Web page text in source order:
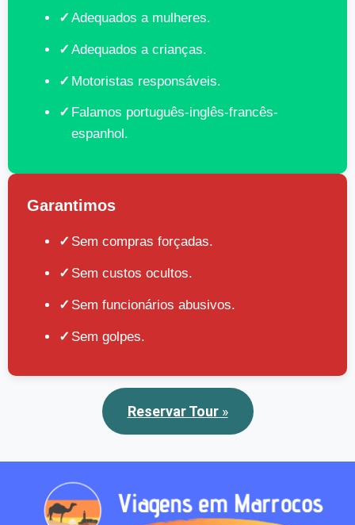
Adequados a mulheres.
Adequados a crianças.
Motoristas responsáveis.
Falamos português-inglês-francês-
espanhol.
Garantimos
Sem compras forçadas.
Sem custos ocultos.
Sem funcionários abusivos.
Sem golpes.
Reservar Tour»